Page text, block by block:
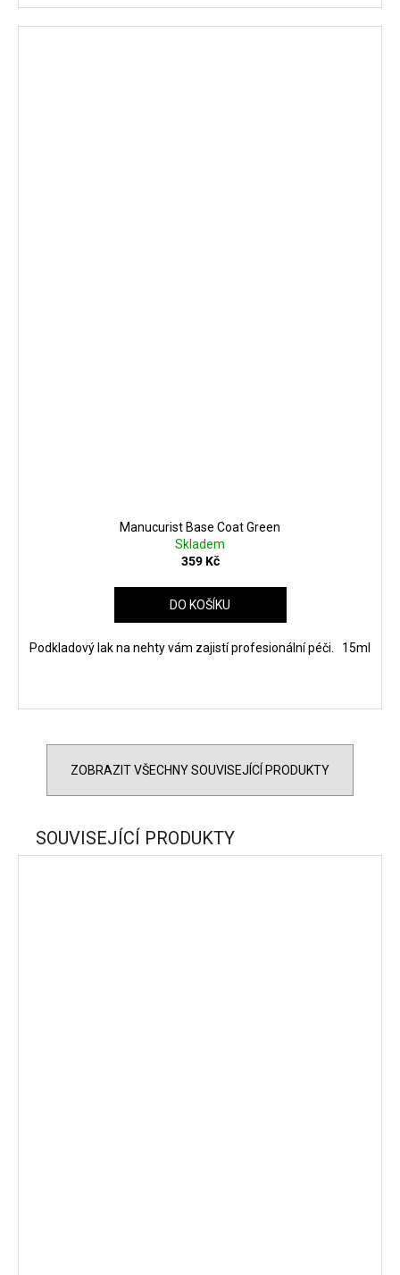
Manucurist Base Coat Green
Skladem
359 Kč
DO KOŠÍKU
Podkladový lak na nehty vám zajistí profesionální péči. 15ml
ZOBRAZIT VŠECHNY SOUVISEJÍCÍ PRODUKTY
SOUVISEJÍCÍ PRODUKTY